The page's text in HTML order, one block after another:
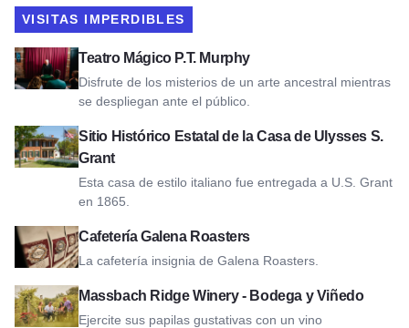
VISITAS IMPERDIBLES
Teatro Mágico P.T. Murphy
Disfrute de los misterios de un arte ancestral mientras
se despliegan ante el público.
Ver P.T. Murphy Magic Theatre
Sitio Histórico Estatal de la Casa de Ulysses S.
Grant
Esta casa de estilo italiano fue entregada a U.S. Grant
en 1865.
Ver el Sitio Histórico Estatal de la Casa de Ulysses S. Grant
Cafetería Galena Roasters
La cafetería insignia de Galena Roasters.
Ver la cafetería Galena Roasters
Massbach Ridge Winery - Bodega y Viñedo
Ejercite sus papilas gustativas con un vino
Ver Bodega Massbach Ridge - Bodega y viñedo